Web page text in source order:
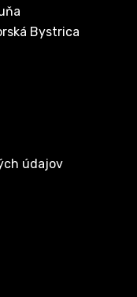
Bystrica
údajov